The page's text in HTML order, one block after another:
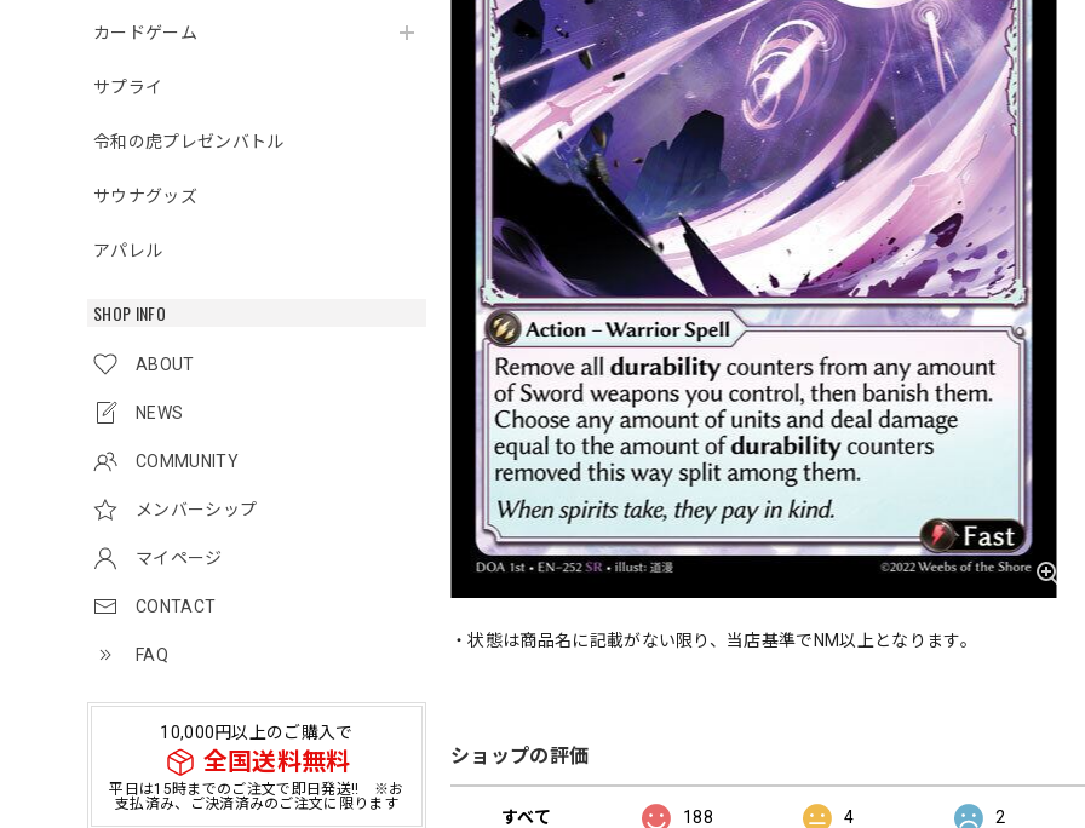
カードゲーム
サプライ
令和の虎プレゼンバトル
サウナグッズ
アパレル
SHOP INFO
ABOUT
NEWS
COMMUNITY
メンバーシップ
マイページ
CONTACT
FAQ
10,000円以上のご購入で
全国送料無料
平日は15時までのご注文で即日発送!! ※お
支払済み、ご決済済みのご注文に限ります
・状態は商品名に記載がない限り、当店基準でNM以上となります。
ショップの評価
すべて 188 4 2